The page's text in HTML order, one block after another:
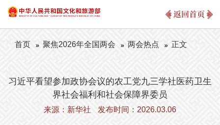
返回首页
首页 聚焦2026年全国两会 两会热点 正文
习近平看望参加政协会议的农工党九三学社医药卫生
界社会福利和社会保障界委员
来源：新华社 发布时间：2026.03.06